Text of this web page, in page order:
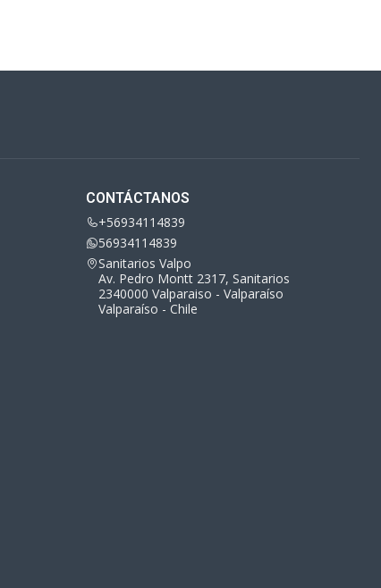
CONTÁCTANOS
+56934114839
56934114839
Sanitarios Valpo
Av. Pedro Montt 2317, Sanitarios
2340000 Valparaiso - Valparaíso
Valparaíso - Chile